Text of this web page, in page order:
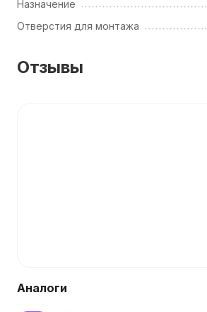
Назначение
Отверстия для монтажа
Отзывы
Аналоги